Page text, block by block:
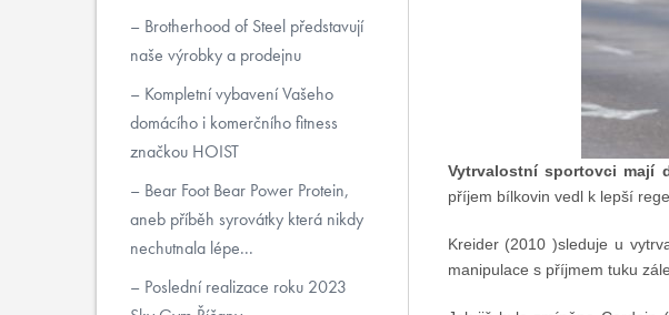
Vytrvalostní sportovci mají
příjem bílkovin vedl k lepší
Kreider (2010 )sleduje u
manipulace s příjmem tuku
Brotherhood of Steel představují
naše výrobky a prodejnu
Kompletní vybavení Vašeho
domácího i komerčního fitness
značkou HOIST
Bear Foot Bear Power Protein,
aneb příběh syrovátky která nikdy
nechutnala lépe...
Poslední realizace roku 2023